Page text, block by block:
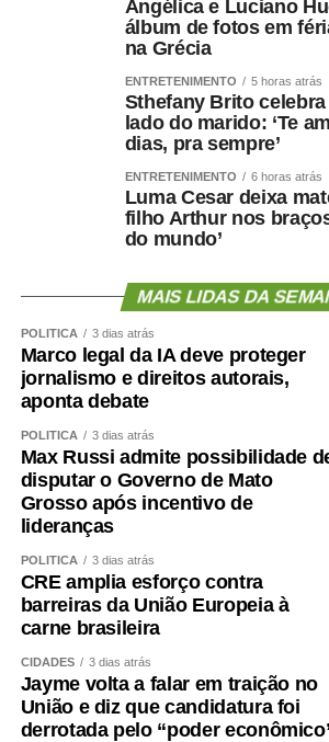
Angélica e Luciano
álbum de fotos em
na Grécia
ENTRETENIMENTO 5 horas atrás
Sthefany Brito
lado do marido: ‘Te
dias, pra sempre’
ENTRETENIMENTO 6 horas atrás
Luma Cesar deixa
filho Arthur nos
do mundo’
MAIS LIDAS DA
POLÍTICA 3 dias atrás
Marco legal da IA deve proteger
jornalismo e direitos autorais,
aponta debate
POLÍTICA 3 dias atrás
Max Russi admite possibilidade
disputar o Governo de Mato
Grosso após incentivo de
lideranças
POLÍTICA 3 dias atrás
CRE amplia esforço contra
barreiras da União Europeia à
carne brasileira
CIDADES 3 dias atrás
Jayme volta a falar em traição no
União e diz que candidatura foi
derrotada pelo “poder